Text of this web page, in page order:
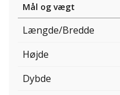
Mål og vægt
Længde/Bredde
Højde
Dybde